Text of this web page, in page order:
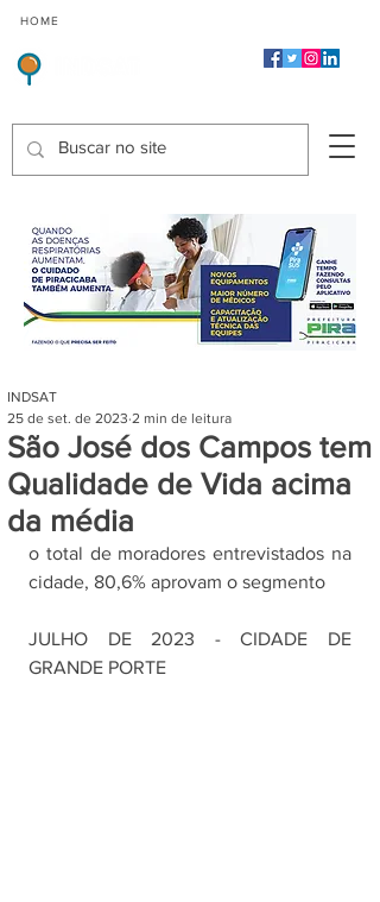
HOME
São José dos Campos tem
Qualidade de Vida acima
da média
INDSAT
25 de set. de 2023 2 min de leitura
o total de moradores entrevistados na
cidade, 80,6% aprovam o segmento
JULHO DE 2023 - CIDADE DE
GRANDE PORTE